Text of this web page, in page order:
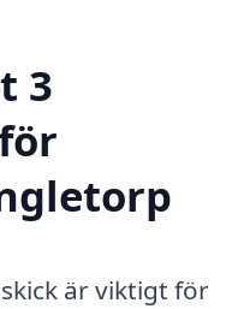
3
är viktigt för